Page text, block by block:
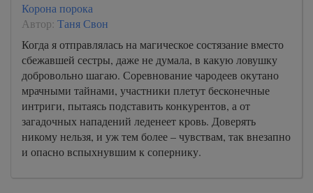
Корона порока
Автор: Таня Свон
Когда я отправлялась на магическое состязание вместо
сбежавшей сестры, даже не думала, в какую ловушку
добровольно шагаю. Соревнование чародеев окутано
мрачными тайнами, участники плетут бесконечные
интриги, пытаясь подставить конкурентов, а от
загадочных нападений леденеет кровь. Доверять
никому нельзя, и уж тем более – чувствам, так внезапно
и опасно вспыхнувшим к сопернику.